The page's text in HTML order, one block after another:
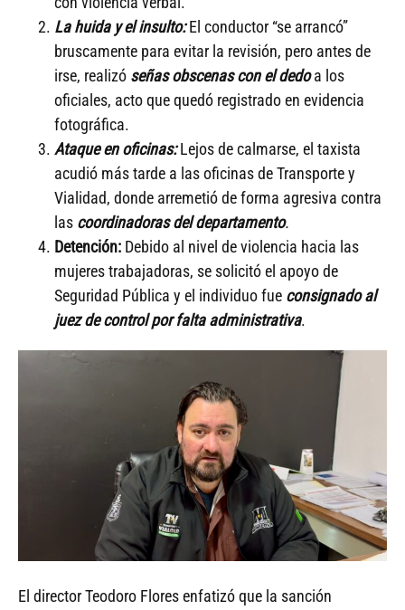
La huida y el insulto:El conductor “se arrancó”
bruscamente para evitar la revisión, pero antes de
irse, realizó señas obscenas con el dedoa los
oficiales, acto que quedó registrado en evidencia
fotográfica.
Ataque en oficinas: Lejos de calmarse, el taxista
acudió más tarde a las oficinas de Transporte y
Vialidad, donde arremetió de forma agresiva contra
las coordinadoras del departamento.
Detención: Debido al nivel de violencia hacia las
mujeres trabajadoras, se solicitó el apoyo de
Seguridad Pública y el individuo fue consignado al
juez de control por falta administrativa.
El director Teodoro Flores enfatizó que la sanción